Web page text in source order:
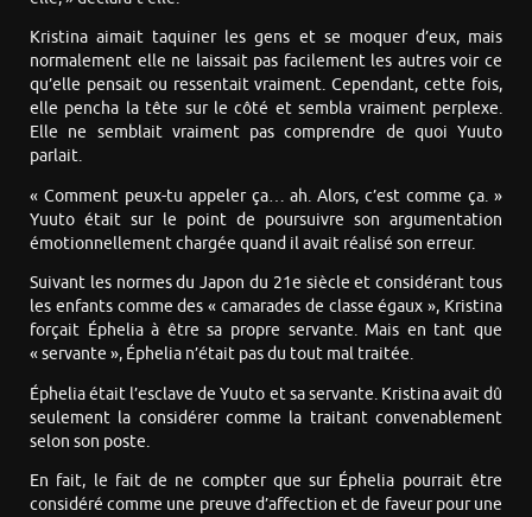
Kristina aimait taquiner les gens et se moquer d’eux, mais
normalement elle ne laissait pas facilement les autres voir ce
qu’elle pensait ou ressentait vraiment. Cependant, cette fois,
elle pencha la tête sur le côté et sembla vraiment perplexe.
Elle ne semblait vraiment pas comprendre de quoi Yuuto
parlait.
« Comment peux-tu appeler ça… ah. Alors, c’est comme ça. »
Yuuto était sur le point de poursuivre son argumentation
émotionnellement chargée quand il avait réalisé son erreur.
Suivant les normes du Japon du 21e siècle et considérant tous
les enfants comme des « camarades de classe égaux », Kristina
forçait Éphelia à être sa propre servante. Mais en tant que
« servante », Éphelia n’était pas du tout mal traitée.
Éphelia était l’esclave de Yuuto et sa servante. Kristina avait dû
seulement la considérer comme la traitant convenablement
selon son poste.
En fait, le fait de ne compter que sur Éphelia pourrait être
considéré comme une preuve d’affection et de faveur pour une